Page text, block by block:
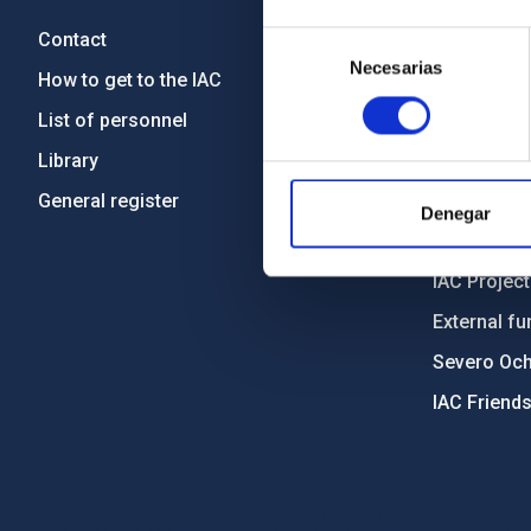
consentimiento
Necesarias
Denegar
Contact
How to get to the IAC
List of personnel
Library
General register
Gender
Forever
IAC
External
Severo
IAC Friends